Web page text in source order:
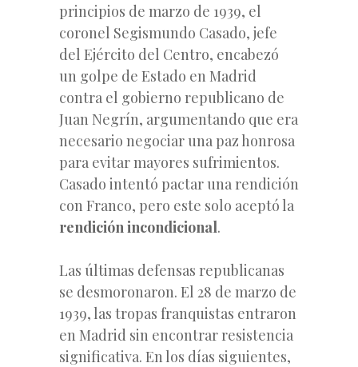
principios de marzo de 1939, el
coronel Segismundo Casado, jefe
del Ejército del Centro, encabezó
un golpe de Estado en Madrid
contra el gobierno republicano de
Juan Negrín, argumentando que era
necesario negociar una paz honrosa
para evitar mayores sufrimientos.
Casado intentó pactar una rendición
con Franco, pero este solo aceptó la
rendición incondicional.
Las últimas defensas republicanas
se desmoronaron. El 28 de marzo de
1939, las tropas franquistas entraron
en Madrid sin encontrar resistencia
significativa. En los días siguientes,